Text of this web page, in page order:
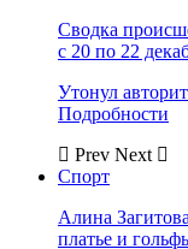
Сводка
с 20 по 22
Утонул
Подробности
Prev Next
Спорт
Алина
платье и